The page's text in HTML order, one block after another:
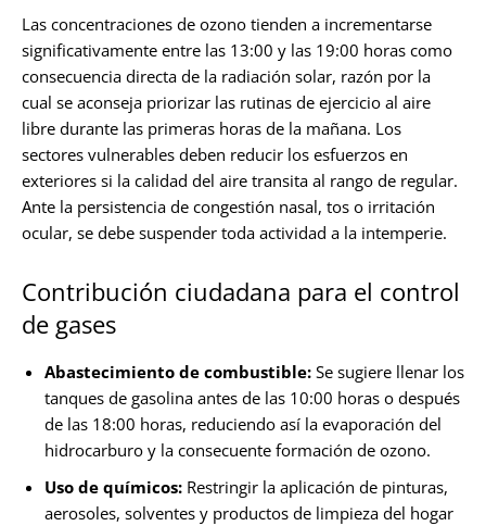
Las concentraciones de ozono tienden a incrementarse
significativamente entre las 13:00 y las 19:00 horas como
consecuencia directa de la radiación solar, razón por la
cual se aconseja priorizar las rutinas de ejercicio al aire
libre durante las primeras horas de la mañana. Los
sectores vulnerables deben reducir los esfuerzos en
exteriores si la calidad del aire transita al rango de regular.
Ante la persistencia de congestión nasal, tos o irritación
ocular, se debe suspender toda actividad a la intemperie.
Contribución ciudadana para el control
de gases
Abastecimiento de combustible: Se sugiere llenar los
tanques de gasolina antes de las 10:00 horas o después
de las 18:00 horas, reduciendo así la evaporación del
hidrocarburo y la consecuente formación de ozono.
Uso de químicos: Restringir la aplicación de pinturas,
aerosoles, solventes y productos de limpieza del hogar